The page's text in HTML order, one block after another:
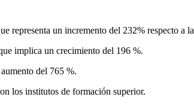
representa un incremento del 232% respecto a
implica un crecimiento del 196 %.
del 765 %.
los institutos de formación superior.